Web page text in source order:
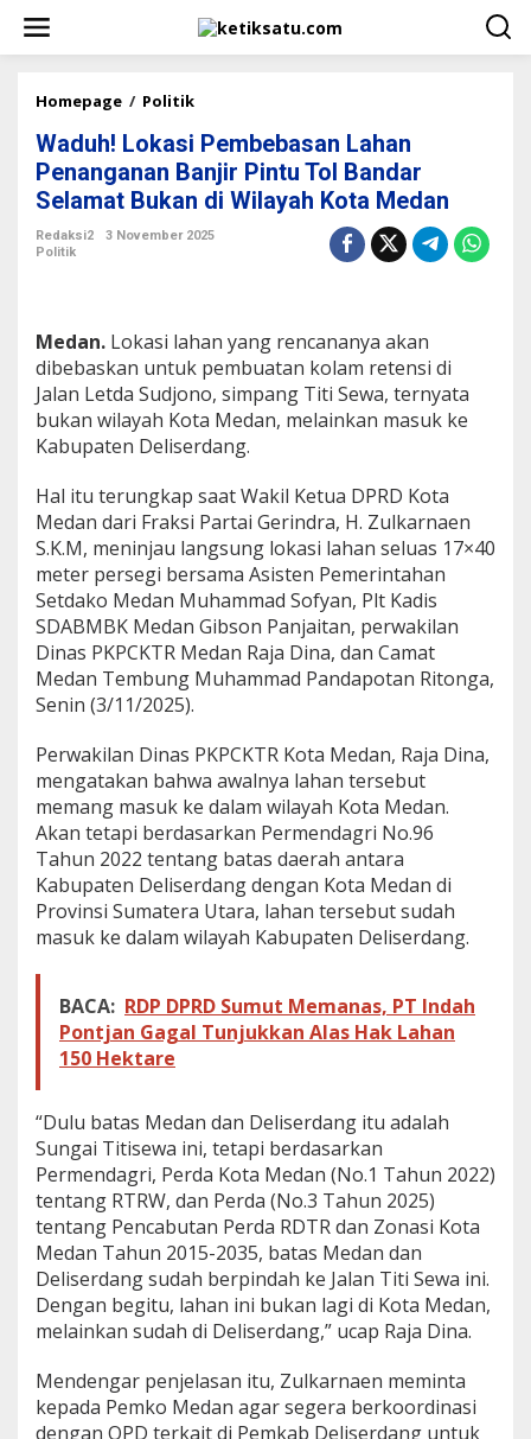
w
Homepage / Politik
d
u
h
!
L
i
e
m
b
e
s
a
n
L
a
h
a
n
P
n
g
a
n
n
B
a
n
r
P
i
T
o
l
a
n
d
a
r
S
e
a
m
a
Waduh! Lokasi Pembebasan Lahan
Penanganan Banjir Pintu Tol Bandar
Selamat Bukan di Wilayah Kota Medan
Redaksi2
3 November 2025
Politik
Medan. Lokasi lahan yang rencananya akan
dibebaskan untuk pembuatan kolam retensi di
Jalan Letda Sudjono, simpang Titi Sewa, ternyata
bukan wilayah Kota Medan, melainkan masuk ke
Kabupaten Deliserdang.
Hal itu terungkap saat Wakil Ketua DPRD Kota
Medan dari Fraksi Partai Gerindra, H. Zulkarnaen
S.K.M, meninjau langsung lokasi lahan seluas 17×40
meter persegi bersama Asisten Pemerintahan
Setdako Medan Muhammad Sofyan, Plt Kadis
SDABMBK Medan Gibson Panjaitan, perwakilan
Dinas PKPCKTR Medan Raja Dina, dan Camat
Medan Tembung Muhammad Pandapotan Ritonga,
Senin (3/11/2025).
Perwakilan Dinas PKPCKTR Kota Medan, Raja Dina,
mengatakan bahwa awalnya lahan tersebut
memang masuk ke dalam wilayah Kota Medan.
Akan tetapi berdasarkan Permendagri No.96
Tahun 2022 tentang batas daerah antara
Kabupaten Deliserdang dengan Kota Medan di
Provinsi Sumatera Utara, lahan tersebut sudah
masuk ke dalam wilayah Kabupaten Deliserdang.
BACA: RDP DPRD Sumut Memanas, PT Indah
Pontjan Gagal Tunjukkan Alas Hak Lahan
150 Hektare
“Dulu batas Medan dan Deliserdang itu adalah
Sungai Titisewa ini, tetapi berdasarkan
Permendagri, Perda Kota Medan (No.1 Tahun 2022)
tentang RTRW, dan Perda (No.3 Tahun 2025)
tentang Pencabutan Perda RDTR dan Zonasi Kota
Medan Tahun 2015-2035, batas Medan dan
Deliserdang sudah berpindah ke Jalan Titi Sewa ini.
Dengan begitu, lahan ini bukan lagi di Kota Medan,
melainkan sudah di Deliserdang,” ucap Raja Dina.
Mendengar penjelasan itu, Zulkarnaen meminta
kepada Pemko Medan agar segera berkoordinasi
dengan OPD terkait di Pemkab Deliserdang untuk